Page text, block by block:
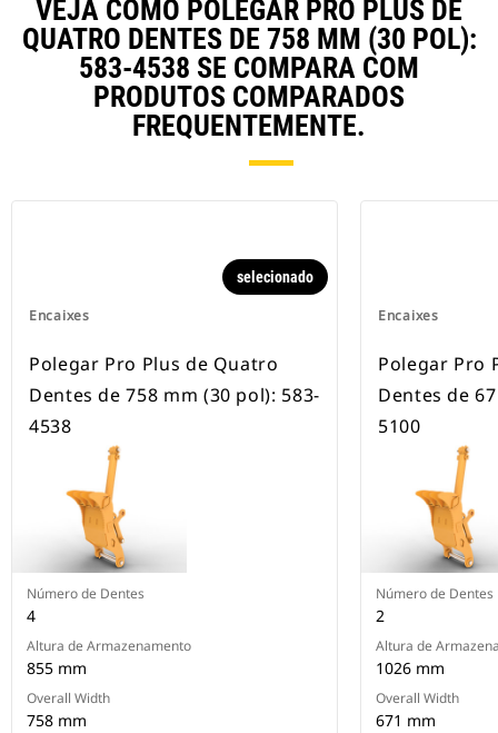
VEJA COMO POLEGAR PRO PLUS DE
QUATRO DENTES DE 758 MM (30 POL):
583-4538 SE COMPARA COM
PRODUTOS COMPARADOS
FREQUENTEMENTE.
Encaixes
selecionado
Polegar Pro Plus de Quatro
Dentes de 758 mm (30 pol): 583-
4538
Número de Dentes
4
Altura de Armazenamento
855 mm
Overall Width
758 mm
Encaixes
Polegar Pro
Dentes de
5100
Número de Dentes
2
Altura de
1026 mm
Overall Width
671 mm